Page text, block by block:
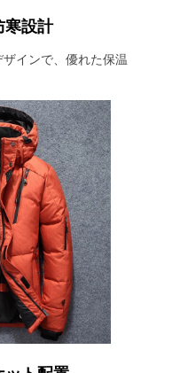
寒設計
インで、優れた保温